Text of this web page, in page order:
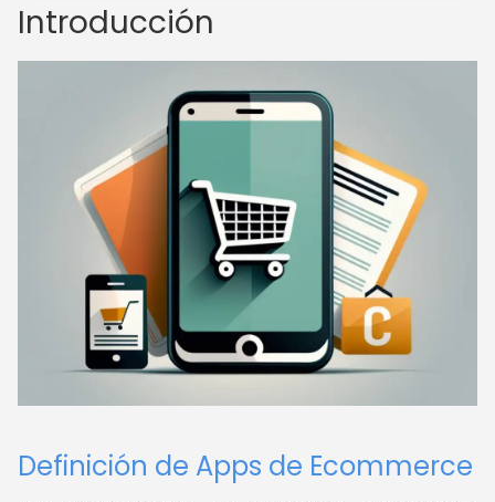
Introducción
Definición de Apps de Ecommerce